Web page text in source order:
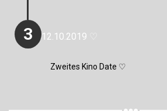
3 12.10.2019 ♡
Zweites Kino Date ♡